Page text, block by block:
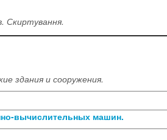
Скиртування.
здания и сооружения.
вычислительных машин.